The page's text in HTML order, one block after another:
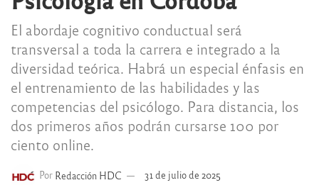
El abordaje cognitivo conductual será
transversal a toda la carrera e integrado a la
diversidad teórica. Habrá un especial énfasis en
el entrenamiento de las habilidades y las
competencias del psicólogo. Para distancia, los
dos primeros años podrán cursarse 100 por
ciento online.
Por Redacción HDC 31 de julio de 2025